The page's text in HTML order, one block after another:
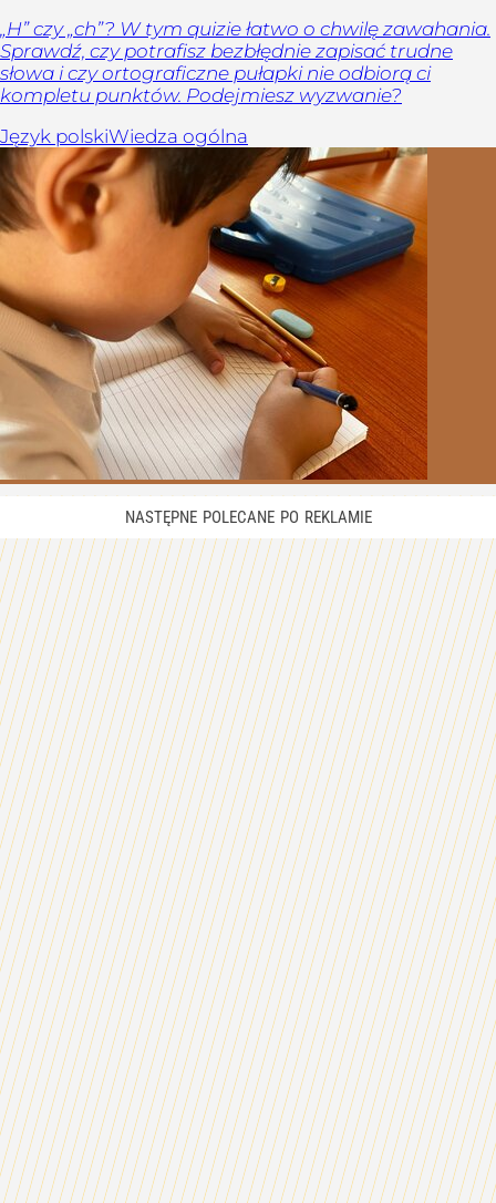
„H” czy „ch”? W tym quizie łatwo o chwilę zawahania.
Sprawdź, czy potrafisz bezbłędnie zapisać trudne
słowa i czy ortograficzne pułapki nie odbiorą ci
kompletu punktów. Podejmiesz wyzwanie?
Język polskiWiedza ogólna